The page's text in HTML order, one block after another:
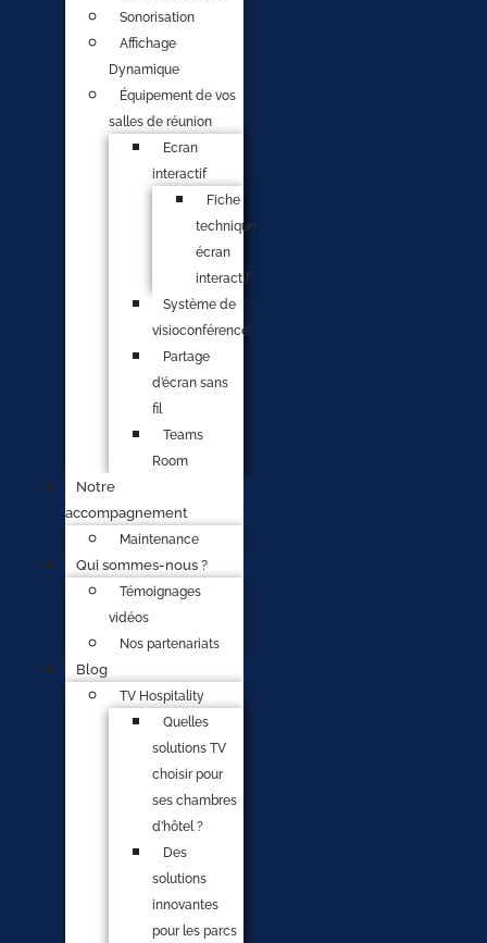
Sonorisation
Affichage
Dynamique
Équipement de vos
salles de réunion
Ecran
interactif
Fiche
technique
écran
interactif
Système de
visioconférence
Partage
d’écran sans
fil
Teams
Room
Notre
accompagnement
Maintenance
Qui sommes-nous ?
Témoignages
vidéos
Nos partenariats
Blog
TV Hospitality
Quelles
solutions TV
choisir pour
ses chambres
d’hôtel ?
Des
solutions
innovantes
pour les parcs